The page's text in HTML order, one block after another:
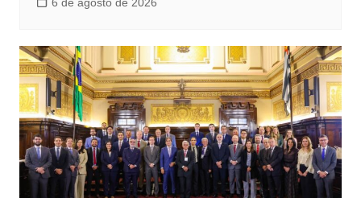
6 de agosto de 2026